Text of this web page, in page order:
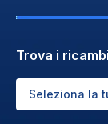
Trova i
Seleziona la